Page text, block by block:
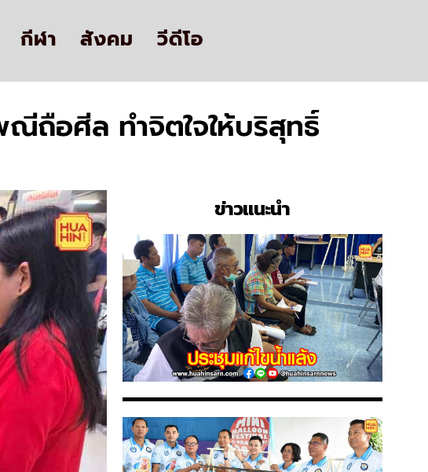
กีฬา สังคม วีดีโอ
ณีถือศีล ทำจิตใจให้บริสุทธิ์
ข่าวแนะนำ